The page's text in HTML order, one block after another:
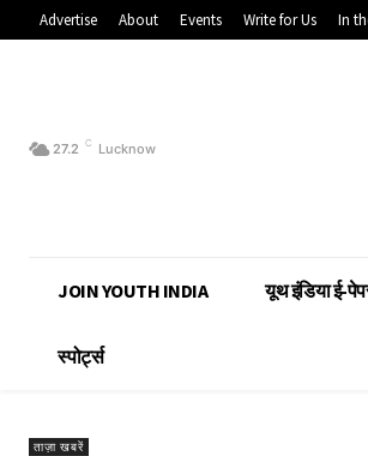
Advertise About Events Write for Us In
27.2 C Lucknow
JOIN YOUTH INDIA यूथ इंडिया ई-
स्पोर्ट्स
ताज़ा खबरें